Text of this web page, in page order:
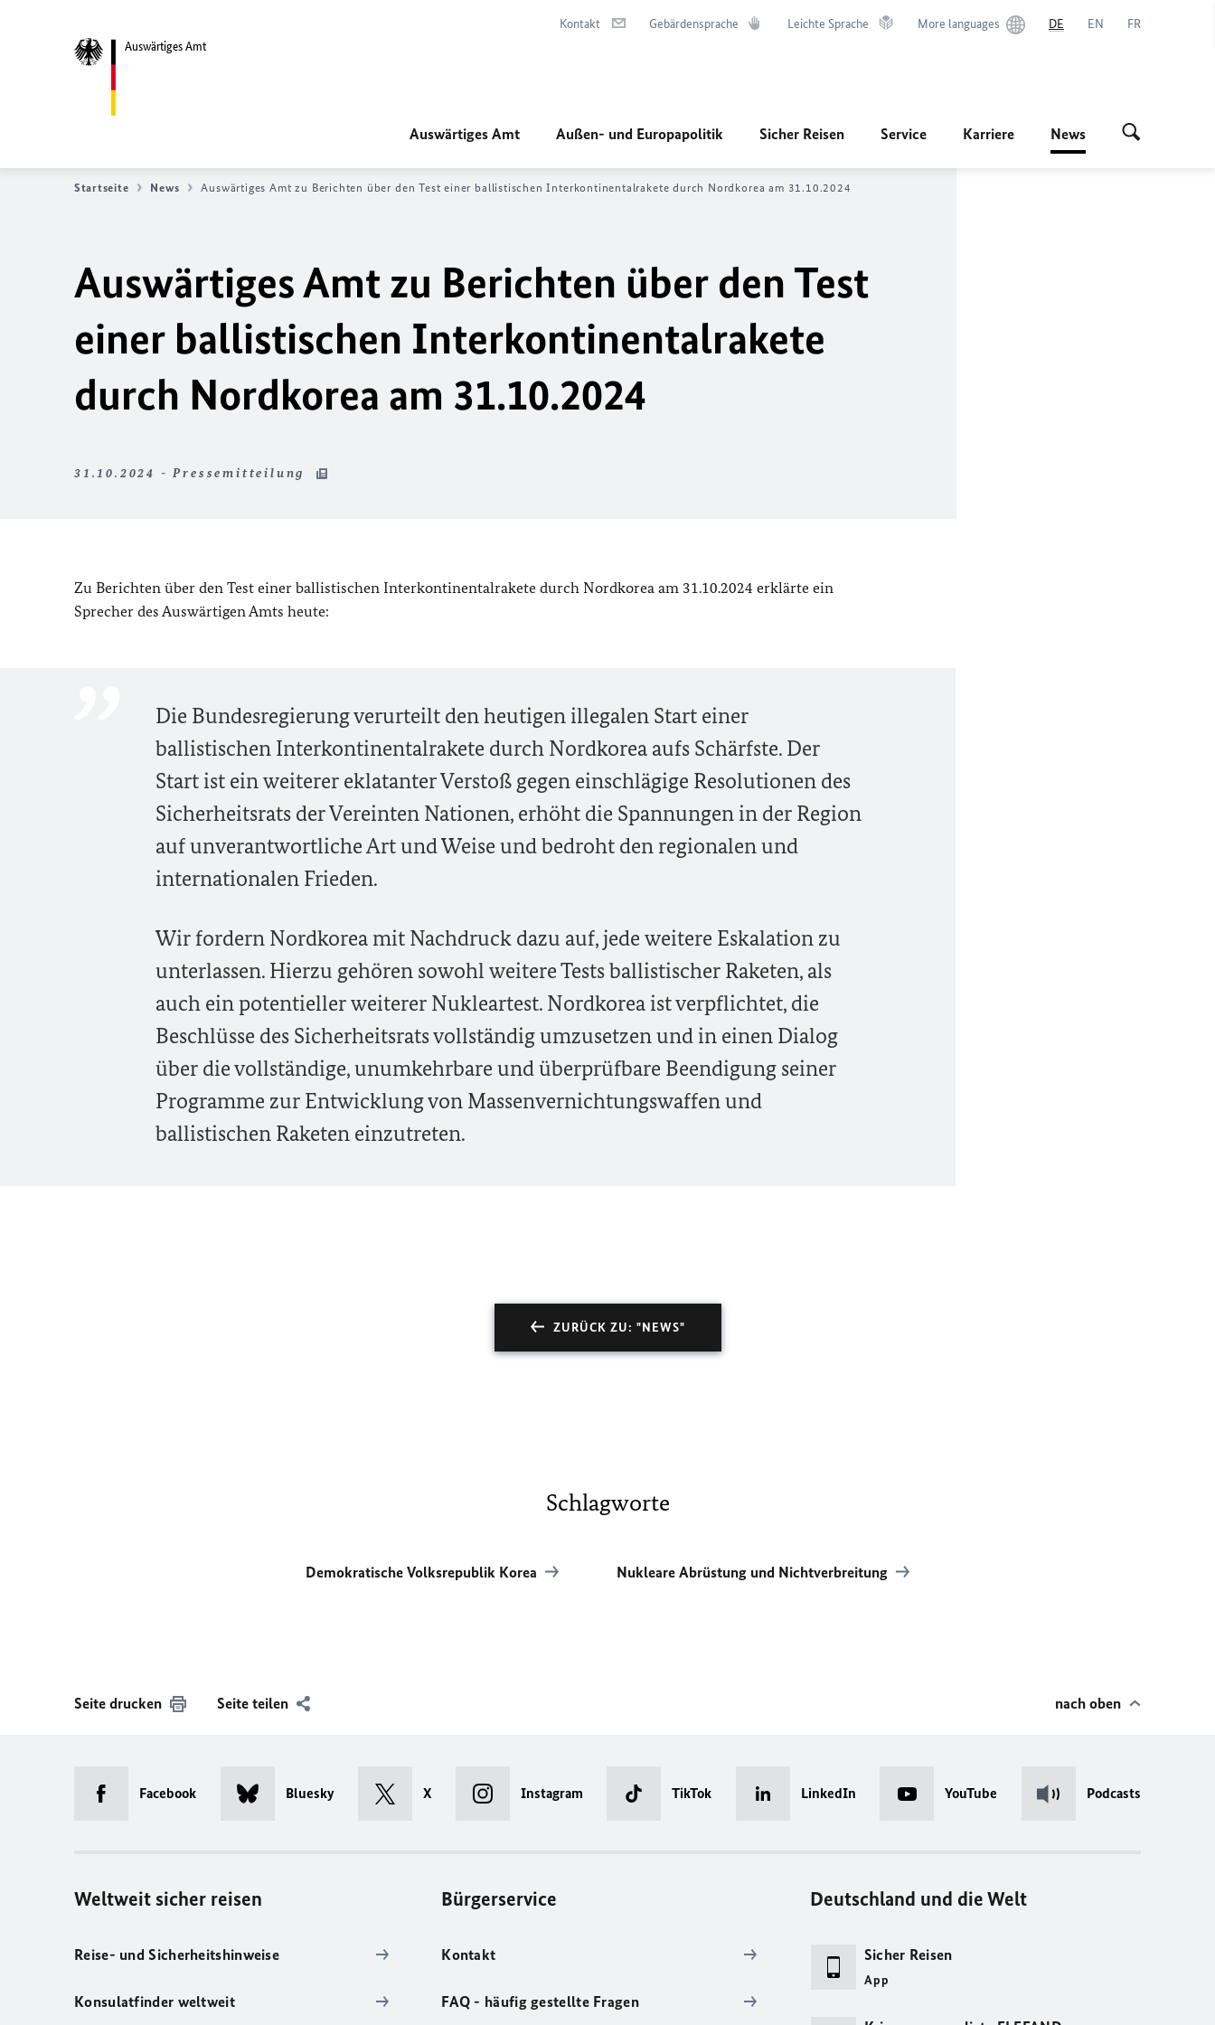
Auswärtiges Amt
Kontakt Gebärdensprache Leichte Sprache More languages DE EN FR
Auswärtiges Amt Außen- und Europapolitik Sicher Reisen Service Karriere News
Startseite News Auswärtiges Amt zu Berichten über den Test einer ballistischen Interkontinentalrakete durch Nordkorea am 31.10.2024
Auswärtiges Amt zu Berichten über den Test
einer ballistischen Interkontinentalrakete
durch Nordkorea am 31.10.2024
31.10.2024 - Pressemitteilung
Zu Berichten über den Test einer ballistischen Interkontinentalrakete durch Nordkorea am 31.10.2024 erklärte ein
Sprecher des Auswärtigen Amts heute:
Die Bundesregierung verurteilt den heutigen illegalen Start einer
ballistischen Interkontinentalrakete durch Nordkorea aufs Schärfste. Der
Start ist ein weiterer eklatanter Verstoß gegen einschlägige Resolutionen des
Sicherheitsrats der Vereinten Nationen, erhöht die Spannungen in der Region
auf unverantwortliche Art und Weise und bedroht den regionalen und
internationalen Frieden.
Wir fordern Nordkorea mit Nachdruck dazu auf, jede weitere Eskalation zu
unterlassen. Hierzu gehören sowohl weitere Tests ballistischer Raketen, als
auch ein potentieller weiterer Nukleartest. Nordkorea ist verpflichtet, die
Beschlüsse des Sicherheitsrats vollständig umzusetzen und in einen Dialog
über die vollständige, unumkehrbare und überprüfbare Beendigung seiner
Programme zur Entwicklung von Massenvernichtungswaffen und
ballistischen Raketen einzutreten.
ZURÜCK ZU: "NEWS"
Schlagworte
Demokratische Volksrepublik Korea Nukleare Abrüstung und Nichtverbreitung
Seite drucken Seite teilen nach oben
Facebook Bluesky X Instagram TikTok LinkedIn YouTube Podcasts
Weltweit sicher reisen
Reise- und Sicherheitshinweise
Konsulatfinder weltweit
Bürgerservice
Kontakt
FAQ - häufig gestellte Fragen
Deutschland und die Welt
Sicher Reisen
App